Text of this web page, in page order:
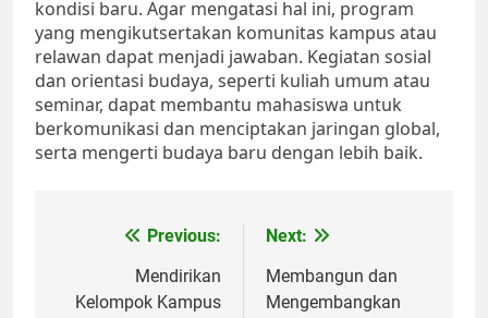
kondisi baru. Agar mengatasi hal ini, program
yang mengikutsertakan komunitas kampus atau
relawan dapat menjadi jawaban. Kegiatan sosial
dan orientasi budaya, seperti kuliah umum atau
seminar, dapat membantu mahasiswa untuk
berkomunikasi dan menciptakan jaringan global,
serta mengerti budaya baru dengan lebih baik.
navigation
Previous:
Mendirikan
Kelompok Kampus
Next:
Membangun dan
Mengembangkan